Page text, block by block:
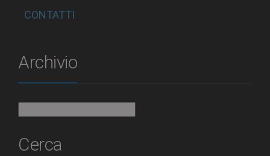
CONTATTI
Archivio
Cerca